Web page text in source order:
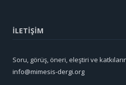
İLETİŞİM
Soru, görüş, öneri, eleştiri ve
info@mimesis-dergi.org